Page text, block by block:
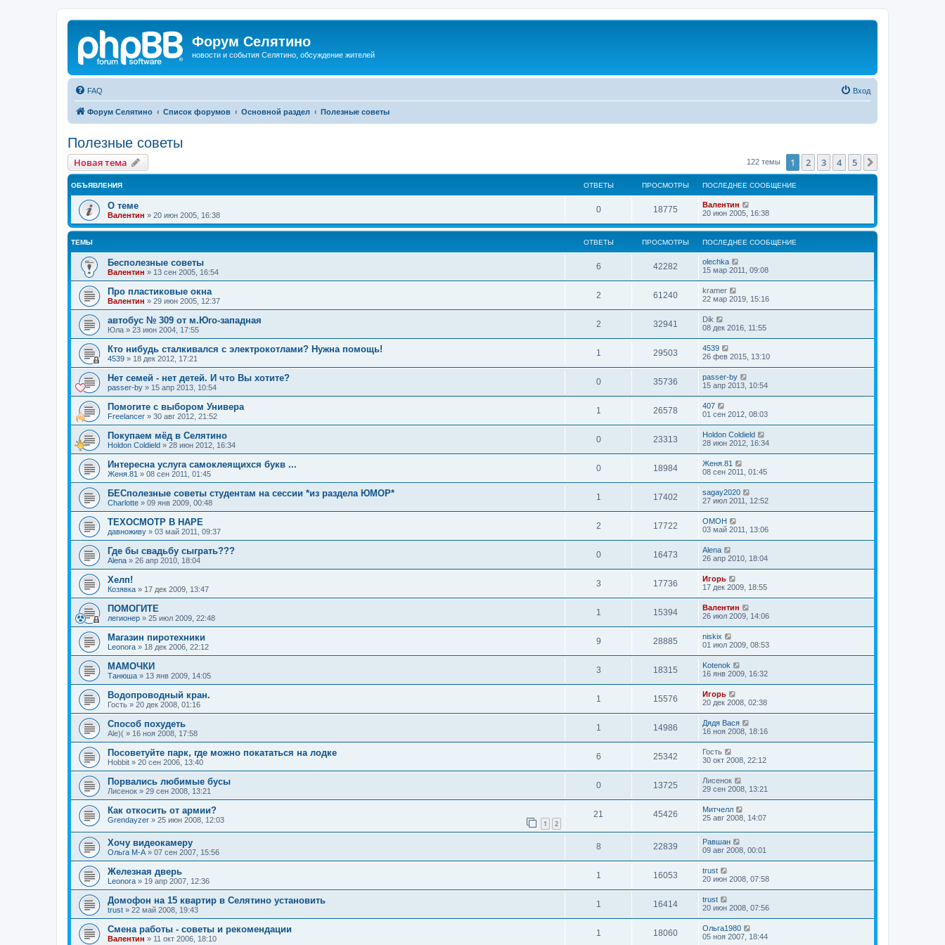
Форум Селятино
новости и события Селятино, обсуждение жителей
FAQ Вход
Форум Селятино Список форумов Основной раздел Полезные советы
Полезные советы
Новая тема 122 темы 1 2 3 4 5
ОБЪЯВЛЕНИЯ ОТВЕТЫ ПРОСМОТРЫ ПОСЛЕДНЕЕ СООБЩЕНИЕ
О теме
Валентин » 20 июн 2005, 16:38
0 18775
Валентин
20 июн 2005, 16:38
ТЕМЫ ОТВЕТЫ ПРОСМОТРЫ ПОСЛЕДНЕЕ СООБЩЕНИЕ
Бесполезные советы
Валентин » 13 сен 2005, 16:54
6 42282
olechka
15 мар 2011, 09:08
Про пластиковые окна
Валентин » 29 июн 2005, 12:37
2 61240
kramer
22 мар 2019, 15:16
автобус № 309 от м.Юго-западная
Юла » 23 июн 2004, 17:55
2 32941
Dik
08 дек 2016, 11:55
Кто нибудь сталкивался с электрокотлами? Нужна помощь!
4539 » 18 дек 2012, 17:21
1 29503
4539
26 фев 2015, 13:10
Нет семей - нет детей. И что Вы хотите?
passer-by » 15 апр 2013, 10:54
0 35736
passer-by
15 апр 2013, 10:54
Помогите с выбором Универа
Freelancer » 30 авг 2012, 21:52
1 26578
407
01 сен 2012, 08:03
Покупаем мёд в Селятино
Holdon Coldield » 28 июн 2012, 16:34
0 23313
Holdon Coldield
28 июн 2012, 16:34
Интересна услуга самоклеящихся букв ...
Женя.81 » 08 сен 2011, 01:45
0 18984
Женя.81
08 сен 2011, 01:45
БЕСполезные советы студентам на сессии *из раздела ЮМОР*
Charlotte » 09 янв 2009, 00:48
1 17402
sagay2020
27 июл 2011, 12:52
ТЕХОСМОТР В НАРЕ
давноживу » 03 май 2011, 09:37
2 17722
OMOH
03 май 2011, 13:06
Где бы свадьбу сыграть???
Alena » 26 апр 2010, 18:04
0 16473
Alena
26 апр 2010, 18:04
Хелп!
Козявка » 17 дек 2009, 13:47
3 17736
Игорь
17 дек 2009, 18:55
ПОМОГИТЕ
легионер » 25 июл 2009, 22:48
1 15394
Валентин
26 июл 2009, 14:06
Магазин пиротехники
Leonora » 18 дек 2006, 22:12
9 28885
niskix
01 июл 2009, 08:53
МАМОЧКИ
Танюша » 13 янв 2009, 14:05
3 18315
Kotenok
16 янв 2009, 16:32
Водопроводный кран.
Гость » 20 дек 2008, 01:16
1 15576
Игорь
20 дек 2008, 02:38
Способ похудеть
Ale)( » 16 ноя 2008, 17:58
1 14986
Дядя Вася
16 ноя 2008, 18:16
Посоветуйте парк, где можно покататься на лодке
Hobbit » 20 сен 2006, 13:40
6 25342
Гость
30 окт 2008, 22:12
Порвались любимые бусы
Лисенок » 29 сен 2008, 13:21
0 13725
Лисенок
29 сен 2008, 13:21
Как откосить от армии?
Grendayzer » 25 июн 2008, 12:03 1 2
21 45426
Митчелл
25 авг 2008, 14:07
Хочу видеокамеру
Ольга М-А » 07 сен 2007, 15:56
8 22839
Равшан
09 авг 2008, 00:01
Железная дверь
Leonora » 19 апр 2007, 12:36
1 16053
trust
20 июн 2008, 07:58
Домофон на 15 квартир в Селятино установить
trust » 22 май 2008, 19:43
1 16414
trust
20 июн 2008, 07:56
Смена работы - советы и рекомендации
Валентин » 11 окт 2006, 18:10
1 18060
Ольга1980
05 ноя 2007, 18:44